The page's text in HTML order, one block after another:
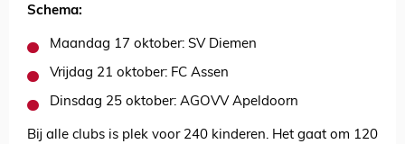
Schema:
Maandag 17 oktober: SV Diemen
Vrijdag 21 oktober: FC Assen
Dinsdag 25 oktober: AGOVV Apeldoorn
Bij alle clubs is plek voor 240 kinderen. Het gaat om 120